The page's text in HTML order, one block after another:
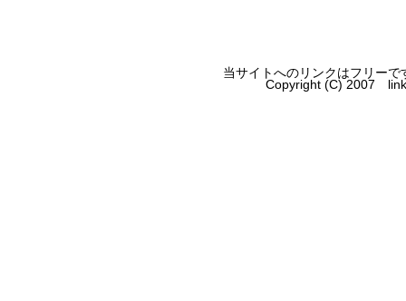
当サイトへのリンクはフリー
Copyright (C) 2007